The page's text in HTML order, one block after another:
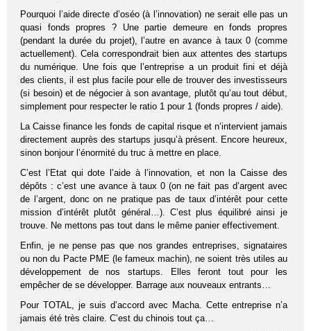
Pourquoi l’aide directe d’oséo (à l’innovation) ne serait elle pas un
quasi fonds propres ? Une partie demeure en fonds propres
(pendant la durée du projet), l’autre en avance à taux 0 (comme
actuellement). Cela correspondrait bien aux attentes des startups
du numérique. Une fois que l’entreprise a un produit fini et déjà
des clients, il est plus facile pour elle de trouver des investisseurs
(si besoin) et de négocier à son avantage, plutôt qu’au tout début,
simplement pour respecter le ratio 1 pour 1 (fonds propres / aide).
La Caisse finance les fonds de capital risque et n’intervient jamais
directement auprès des startups jusqu’à présent. Encore heureux,
sinon bonjour l’énormité du truc à mettre en place.
C’est l’Etat qui dote l’aide à l’innovation, et non la Caisse des
dépôts : c’est une avance à taux 0 (on ne fait pas d’argent avec
de l’argent, donc on ne pratique pas de taux d’intérêt pour cette
mission d’intérêt plutôt général…). C’est plus équilibré ainsi je
trouve. Ne mettons pas tout dans le même panier effectivement.
Enfin, je ne pense pas que nos grandes entreprises, signataires
ou non du Pacte PME (le fameux machin), ne soient très utiles au
développement de nos startups. Elles feront tout pour les
empêcher de se développer. Barrage aux nouveaux entrants…
Pour TOTAL, je suis d’accord avec Macha. Cette entreprise n’a
jamais été très claire. C’est du chinois tout ça…